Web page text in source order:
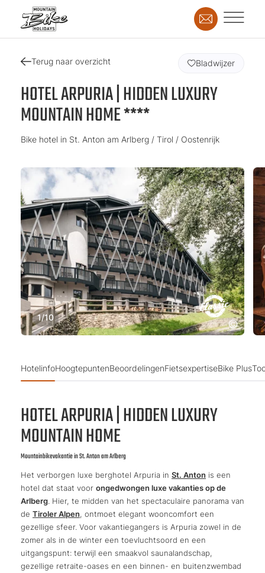
Terug naar overzicht
HOTEL ARPURIA | HIDDEN LUXURY
MOUNTAIN HOME ****
Bike hotel in St. Anton am Arlberg / Tirol / Oostenrijk
Bladwijzer
1/10
HotelinfoHoogtepuntenBeoordelingenFietsexpertiseBike Plus
HOTEL ARPURIA | HIDDEN LUXURY
MOUNTAIN HOME
Mountainbikevakantie in St. Anton am Arlberg
Het verborgen luxe berghotel Arpuria in St. Anton is een
hotel dat staat voor ongedwongen luxe vakanties op de
Arlberg. Hier, te midden van het spectaculaire panorama van
de Tiroler Alpen, ontmoet elegant wooncomfort een
gezellige sfeer. Voor vakantiegangers is Arpuria zowel in de
zomer als in de winter een toevluchtsoord en een
uitgangspunt: terwijl een smaakvol saunalandschap,
gezellige retraite-oases en een binnen- en buitenzwembad